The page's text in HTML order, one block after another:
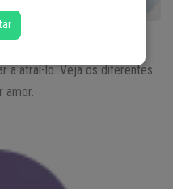
amor, existem cinco
a atraí-lo. Veja os diferentes
amor.